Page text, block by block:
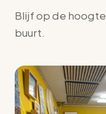
Blijf op de
buurt.